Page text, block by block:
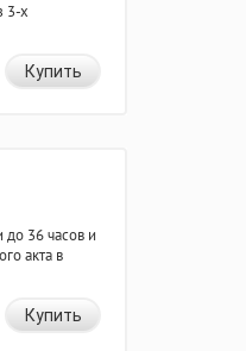
3-х
Купить
до 36 часов и
акта в
Купить